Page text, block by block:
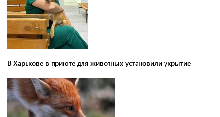
В Харькове в приюте для животных установили укрытие